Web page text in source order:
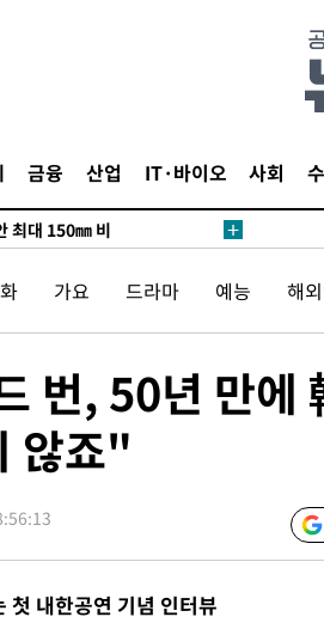
금융 산업 IT·바이오 사회
최대 150㎜ 비
대 150㎜ 비
나스닥 1.3%↑
가요 드라마 예능 해
번, 50년 만에
않죠"
내한공연 기념 인터뷰